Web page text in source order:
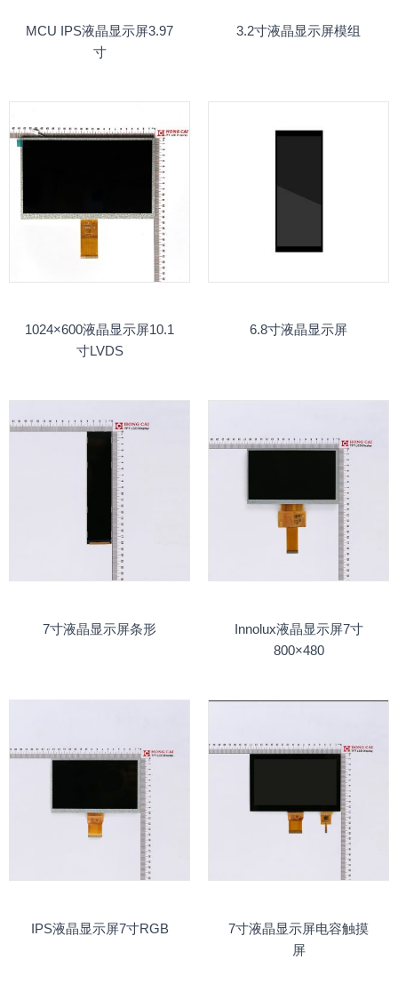
MCU IPS液晶显示屏3.97
寸
3.2寸液晶显示屏模组
1024×600液晶显示屏10.1
寸LVDS
6.8寸液晶显示屏
7寸液晶显示屏条形
Innolux液晶显示屏7寸
800×480
IPS液晶显示屏7寸RGB
7寸液晶显示屏电容触摸
屏